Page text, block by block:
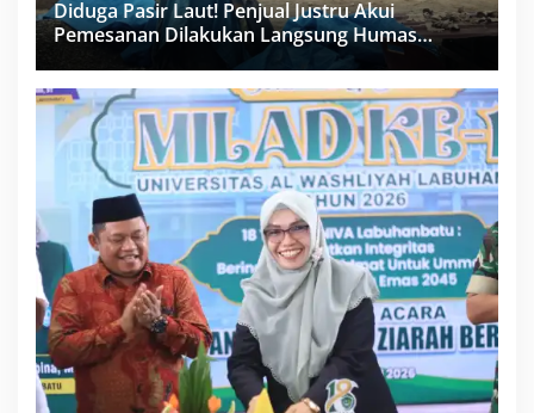
Diduga Pasir Laut! Penjual Justru Akui
Pemesanan Dilakukan Langsung Humas